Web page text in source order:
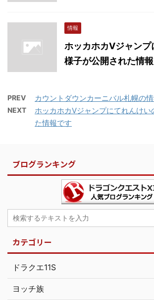
情報
ホッカホカVジャンプ
様子が公開された情
PREV カウントダウンカーニバル札幌の
NEXT
ホッカホカVジャンプにてれんけい
た情報です
ブログランキング
カテゴリー
ドラクエ11S
ヨッチ族